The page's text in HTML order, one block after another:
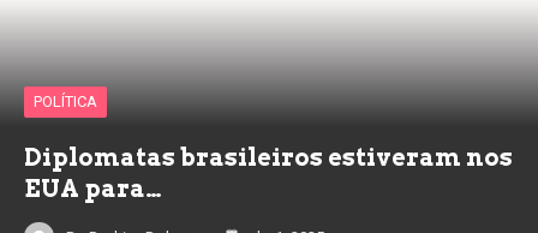
POLÍTICA
Diplomatas brasileiros estiveram nos
EUA para…